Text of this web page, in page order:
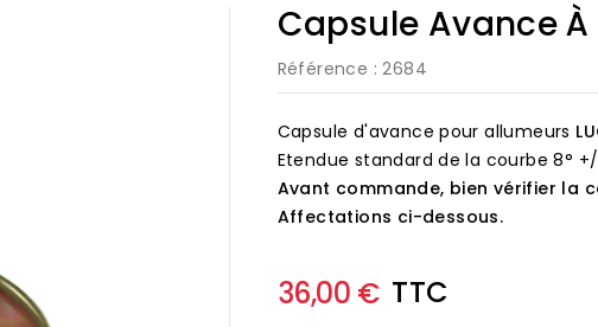
Capsule Avance À
Référence : 2684
Capsule d'avance pour allumeurs
Etendue standard de la courbe 8°
Avant commande, bien vérifier la
Affectations ci-dessous.
36,00 € TTC